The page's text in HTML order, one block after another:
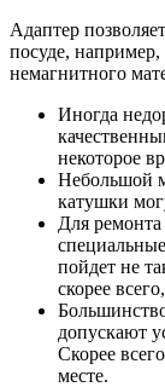
Адаптер
посуде,
немагнитного
Иногда
некоторое
Небольшой
катушки
Для
пойдет не
скорее
допускают
Скорее
месте.